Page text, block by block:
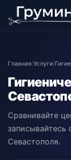
Главная/Услуги/
Сравнивайте
Севастополя.